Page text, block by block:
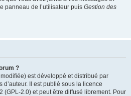
panneau de l’utilisateur puis Gestion des
?
est développé et distribué par
d’auteur. Il est publié sous la licence
(GPL-2.0) et peut être diffusé librement. Pour